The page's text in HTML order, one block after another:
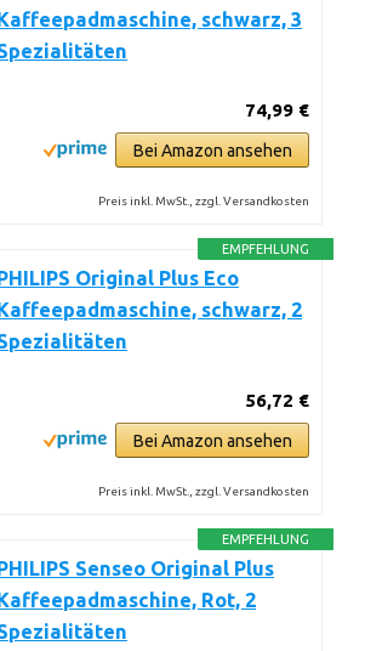
schwarz, 3
74,99 €
Bei Amazon ansehen
Preis inkl. MwSt., zzgl. Versandkosten
EMPFEHLUNG
Original Plus Eco
schwarz, 2
56,72 €
Bei Amazon ansehen
Preis inkl. MwSt., zzgl. Versandkosten
EMPFEHLUNG
Senseo Original Plus
Rot, 2